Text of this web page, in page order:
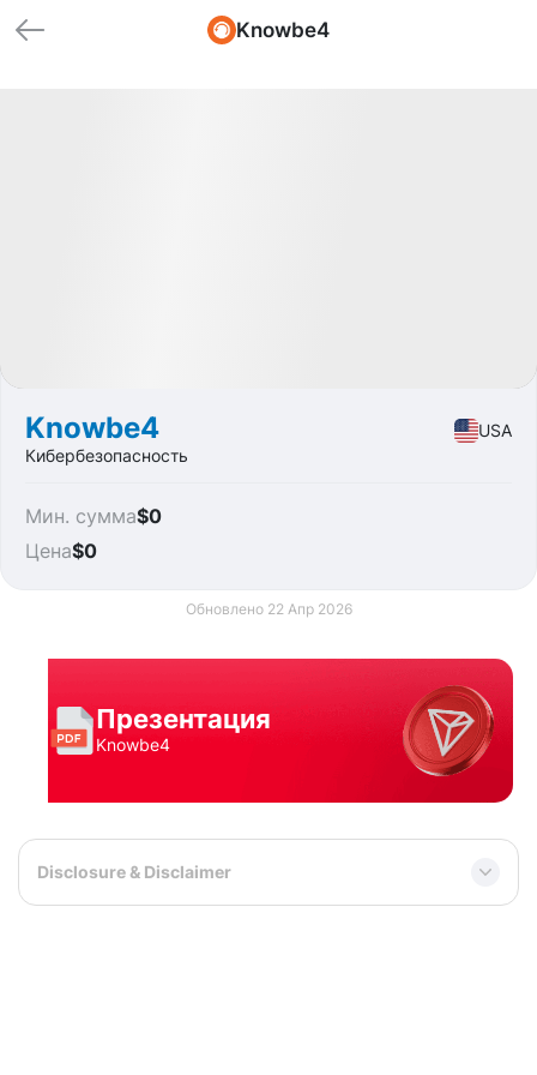
Knowbe4
Knowbe4
USA
Кибербезопасность
$0
Цена
$0
Мин. сумма
Обновлено 22 Апр 2026
Презентация
Knowbe4
Disclosure & Disclaimer